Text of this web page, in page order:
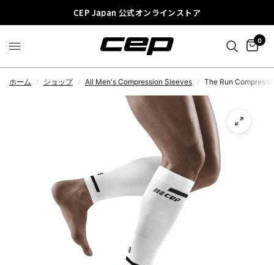
CEP Japan 公式オンラインストア
0
ホーム / ショップ / All Men's Compression Sleeves / The Run